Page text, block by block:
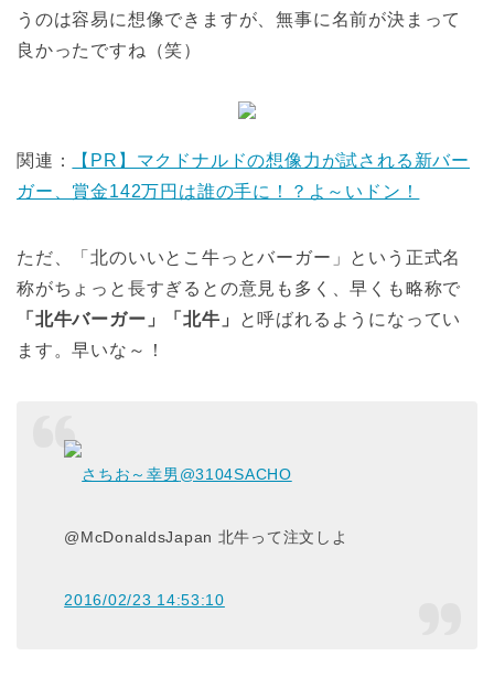
うのは容易に想像できますが、無事に名前が決まって
良かったですね（笑）
関連：
【PR】マクドナルドの想像力が試される新バー
ガー、賞金142万円は誰の手に！？よ～いドン！
ただ、「北のいいとこ牛っとバーガー」という正式名
称がちょっと長すぎるとの意見も多く、早くも略称で
「北牛バーガー」
「北牛」
と呼ばれるようになってい
ます。早いな～！
さちお～幸男 @3104SACHO
@McDonaldsJapan 北牛って注文しよ
2016/02/23 14:53:10